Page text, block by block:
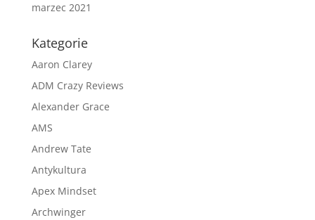
marzec 2021
Kategorie
Aaron Clarey
ADM Crazy Reviews
Alexander Grace
AMS
Andrew Tate
Antykultura
Apex Mindset
Archwinger